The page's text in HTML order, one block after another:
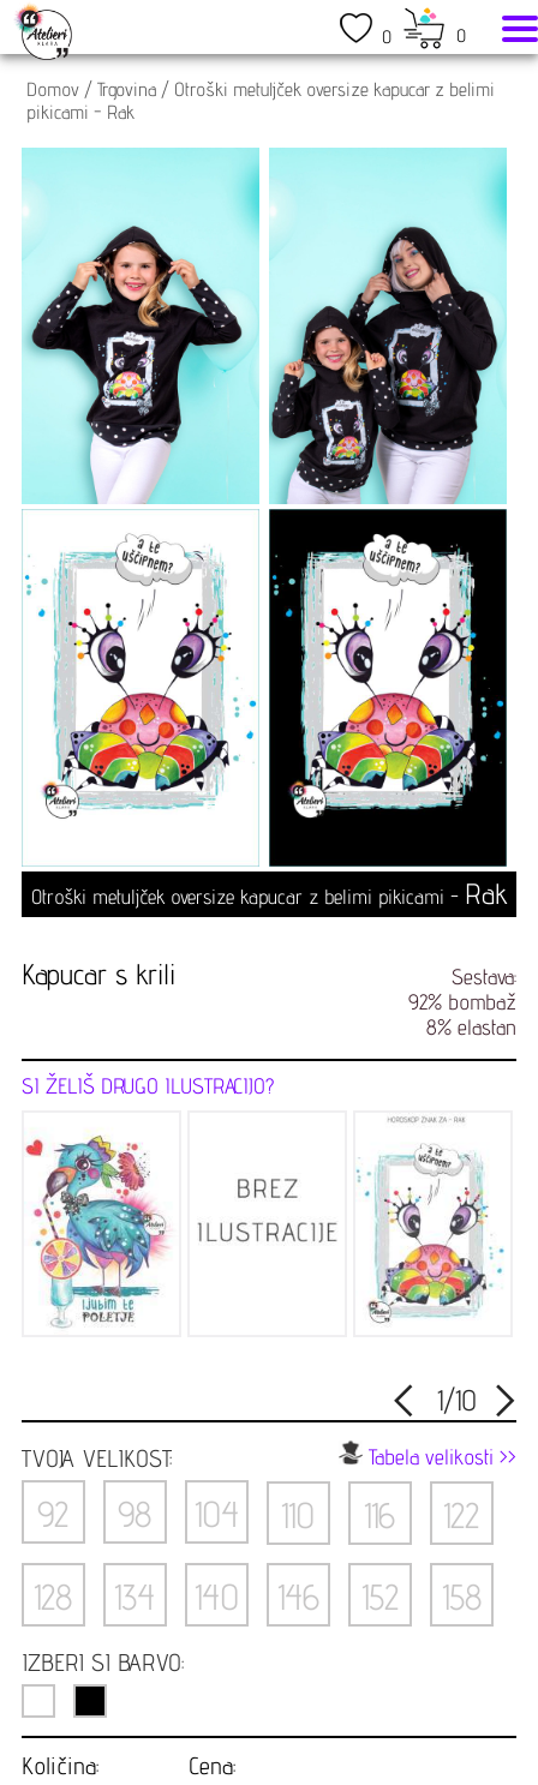
0 0
Domov / Trgovina / Otroški metuljček oversize kapucar z belimi
pikicami - Rak
Otroški metuljček oversize kapucar z belimi pikicami - Rak
Kapucar s krili
Sestava:
92% bombaž
8% elastan
SI ŽELIŠ DRUGO ILUSTRACIJO?
1/10
< >
Tabela velikosti >>
TVOJA VELIKOST:
92 98 104 110 116
122
128
134 140 146 152 158
IZBERI SI BARVO:
Količina: Cena: